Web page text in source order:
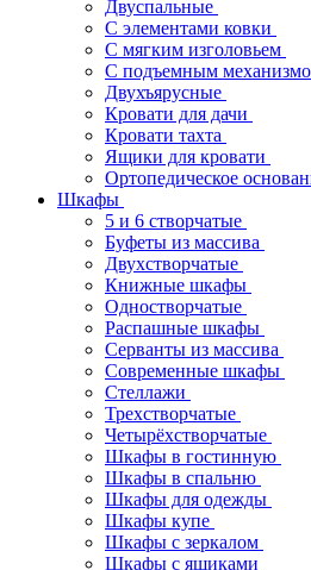
Двуспальные
С элементами ковки
С мягким изголовьем
С подъемным
Двухъярусные
Кровати для дачи
Кровати тахта
Ящики для кровати
Ортопедическое
Шкафы
5 и 6 створчатые
Буфеты из массива
Двухстворчатые
Книжные шкафы
Одностворчатые
Распашные шкафы
Серванты из массива
Современные шкафы
Стеллажи
Трехстворчатые
Четырёхстворчатые
Шкафы в гостинную
Шкафы в спальню
Шкафы для одежды
Шкафы купе
Шкафы с зеркалом
Шкафы с ящиками